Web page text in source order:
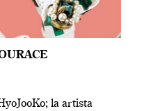
la artista